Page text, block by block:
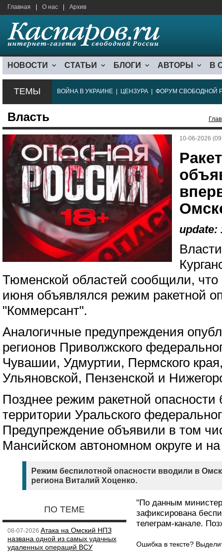
Главная О нас Архив
НОВОСТИ СТАТЬИ БЛОГИ АВТОРЫ В
ТЕМЫ ВОЙНА В УКРАИНЕ ЦЕНЗУРА ФОРУМ СВОБОДНОЙ
Власть
10-06-2026
update:
Тюменской областей сообщили, что
июня объявлялся режим ракетной
"Коммерсант".
Аналогичные предупреждения
регионов Приволжского
Чувашии, Удмуртии, Пермского
Ульяновской, Пензенской и
Позднее режим ракетной
территории Уральского
Предупреждение объявили в том
Мансийском автономном округе и
Режим беспилотной опасности вводили в
региона Виталий Хоценко.
ПО ТЕМЕ
08-07-2026 Атака на Омский НПЗ
названа одной из самых удачных
удаленных операций ВСУ
"По данным
зафиксирована
телеграм-канале.
Ошибка в тексте?